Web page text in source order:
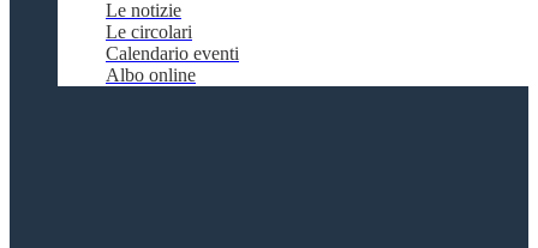
Le notizie
Le circolari
Calendario eventi
Albo online